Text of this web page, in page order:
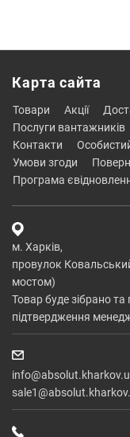
Карта сайта
товари акції
послуги вантажників
контакти
умови згоди
програма
м. Харків,
провулок
мостом)
Товар буде зібрано та
підтвердження